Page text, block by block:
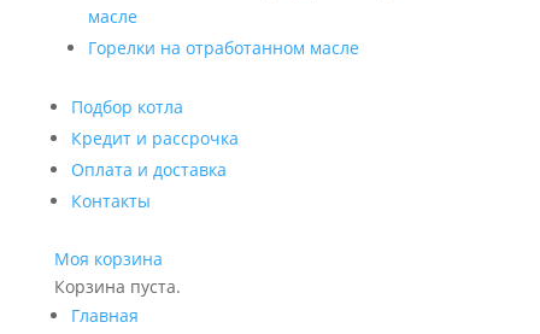
масле
Горелки на отработанном масле
Подбор котла
Кредит и рассрочка
Оплата и доставка
Контакты
Моя корзина
Корзина пуста.
Главная